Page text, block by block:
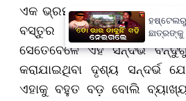
ଏକ ଭ୍ରମ। ଯେତେବେଳେ ଗଛ,
ବସ୍ତୁର ନିକଟତର ହୋଇ
ସେତେବେଳେ ଏହି ସନ୍ଦର୍ଭ
କରାଯାଇଥିବା ଦୃଶ୍ୟ ସନ୍ଦର୍ଭ
ଏହାକୁ ବହୁତ ବଡ଼ ବୋଲି
ନିବେଦନ